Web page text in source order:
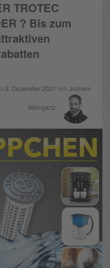
TROTEC
? Bis zum
3. Dezember 2021 von Jochem
Weingartz